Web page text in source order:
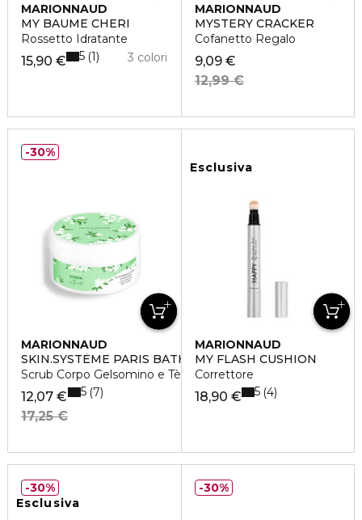
MARIONNAUD
MY BAUME CHERI
Rossetto Idratante
15,90 € 3 colori
5 1
MARIONNAUD
MYSTERY CRACKER
Cofanetto Regalo
9,09 €
12,99 €
MARIONNAUD
SKIN.SYSTÈME PARIS BATH & BODY
Scrub Corpo Gelsomino e Tè Verde
12,07 €
17,25 €
5 7
30%
Esclusiva
MARIONNAUD
MY FLASH CUSHION
Correttore
18,90 € 5 4
Esclusiva
30% 30%